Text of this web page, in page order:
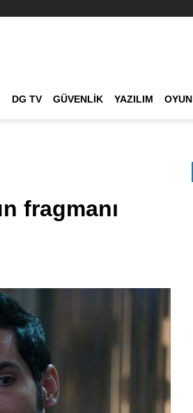
DG TV GÜVENLIK YAZILIM OYUN
fragmanı